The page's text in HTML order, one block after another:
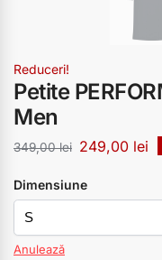
Reduceri!
Petite
Men
349,00lei 249,00 lei
Dimensiune
Anulează